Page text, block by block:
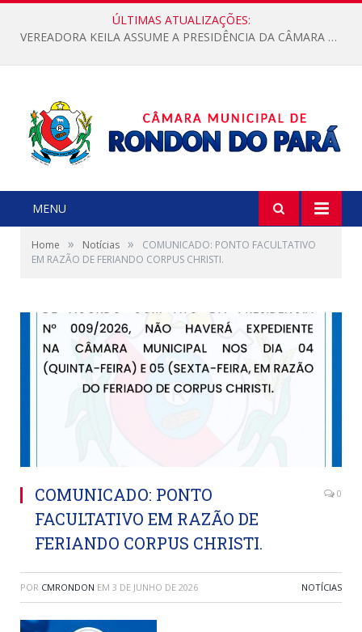
ÚLTIMAS ATUALIZAÇÕES:
VEREADORA KEILA ASSUME A PRESIDÊNCIA DA CÂMARA MUNICIPAL.
MENU
Home » Notícias »
COMUNICADO: PONTO FACULTATIVO
EM RAZÃO DE FERIANDO CORPUS CHRISTI.
COMUNICADO: PONTO
FACULTATIVO EM RAZÃO DE
FERIANDO CORPUS CHRISTI.
0
POR CMRONDON EM 3 DE JUNHO DE 2026 NOTÍCIAS